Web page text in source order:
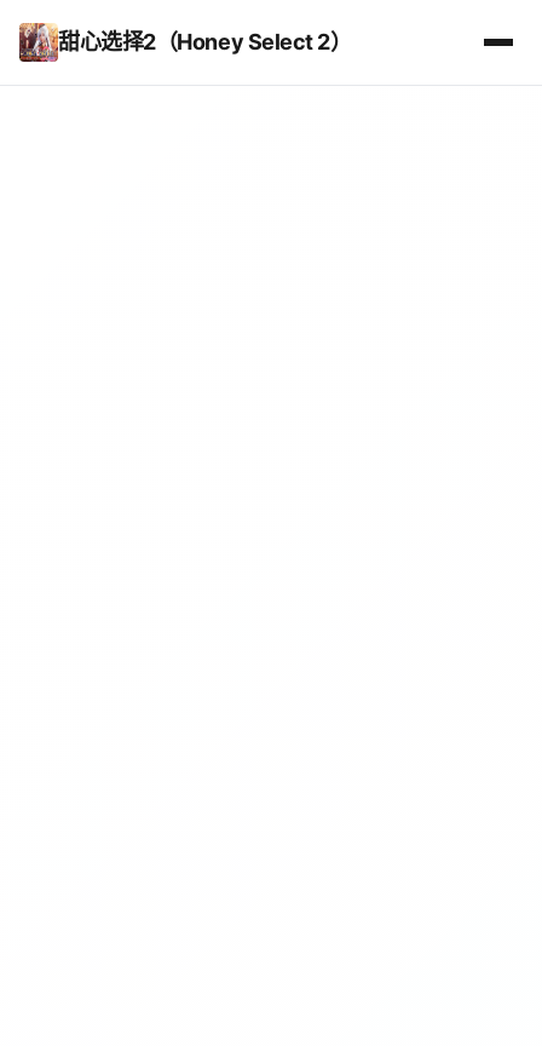
甜心选择2（Honey Select 2）